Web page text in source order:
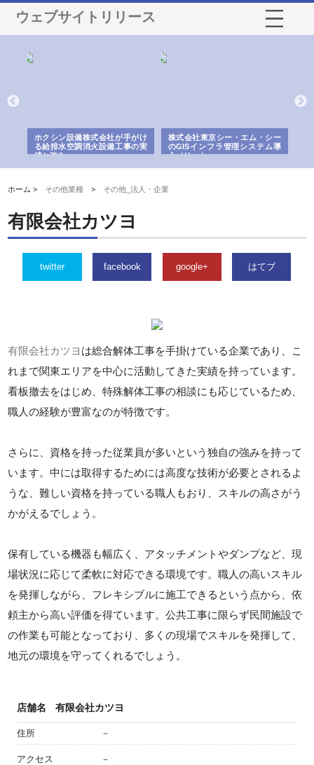
ウェブサイトリリース
ホクシン設備株式会社が手がけ
る給排水空調消火設備工事の実
績と強み
株式会社東京シー・エム・シー
のGISインフラ管理システム導
入メリット
ホーム > その他業種 > その他_法人・企業
有限会社カツヨ
twitter facebook google+ はてブ
有限会社カツヨ は総合解体工事を手掛けている企業であり、こ
れまで関東エリアを中心に活動してきた実績を持っています。
看板撤去をはじめ、特殊解体工事の相談にも応じているため、
職人の経験が豊富なのが特徴です。
さらに、資格を持った従業員が多いという独自の強みを持って
います。中には取得するためには高度な技術が必要とされるよ
うな、難しい資格を持っている職人もおり、スキルの高さがう
かがえるでしょう。
保有している機器も幅広く、アタッチメントやダンプなど、現
場状況に応じて柔軟に対応できる環境です。職人の高いスキル
を発揮しながら、フレキシブルに施工できるという点から、依
頼主から高い評価を得ています。公共工事に限らず民間施設で
の作業も可能となっており、多くの現場でスキルを発揮して、
地元の環境を守ってくれるでしょう。
店舗名 有限会社カツヨ
住所 －
アクセス －